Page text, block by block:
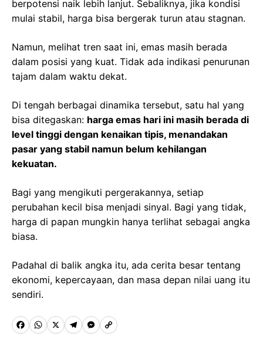
berpotensi naik lebih lanjut. Sebaliknya, jika kondisi
mulai stabil, harga bisa bergerak turun atau stagnan.
Namun, melihat tren saat ini, emas masih berada
dalam posisi yang kuat. Tidak ada indikasi penurunan
tajam dalam waktu dekat.
Di tengah berbagai dinamika tersebut, satu hal yang
bisa ditegaskan: harga emas hari ini masih berada di
level tinggi dengan kenaikan tipis, menandakan
pasar yang stabil namun belum kehilangan
kekuatan.
Bagi yang mengikuti pergerakannya, setiap
perubahan kecil bisa menjadi sinyal. Bagi yang tidak,
harga di papan mungkin hanya terlihat sebagai angka
biasa.
Padahal di balik angka itu, ada cerita besar tentang
ekonomi, kepercayaan, dan masa depan nilai uang itu
sendiri.
F WX T MC